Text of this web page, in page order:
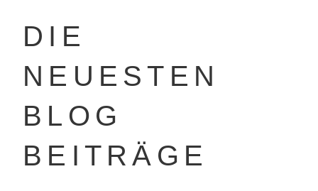
DIE
NEUESTEN
BLOG
BEITRÄGE